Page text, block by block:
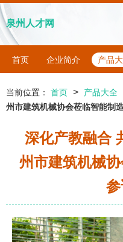
泉州人才网
首页 企业简介 产品
当前位置： 首页 > 产品大全
州市建筑机械协会莅临智能制
深化产教融合
州市建筑机械